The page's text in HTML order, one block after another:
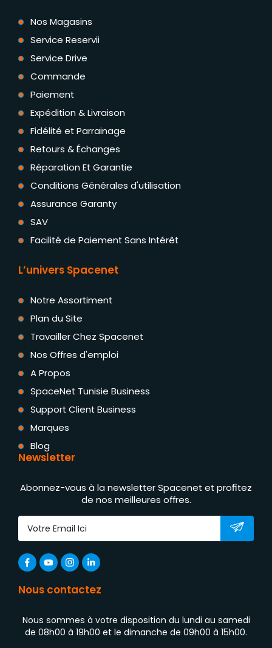
Nos Magasins
Service Reservii
Service Drive
Commande
Paiement
Expédition & Livraison
Fidélité et Parrainage
Retours & Échanges
Réparation Et Garantie
Conditions Générales d'utilisation
Assurance Garanty
SAV
Facilité de Paiement Sans Intérêt
L’univers Spacenet
Notre Assortiment
Plan du Site
Travailler Chez Spacenet
Nos Offres d'emploi
A Propos
SpaceNet Tunisie Business
Support Client Business
Marques
Blog
Newsletter
Abonnez-vous à la newsletter Spacenet et profitez
de nos meilleures offres.
Nous contactez
Nous sommes à votre disposition du lundi au samedi
de 08h00 à 19h00 et le dimanche de 09h00 à 15h00.